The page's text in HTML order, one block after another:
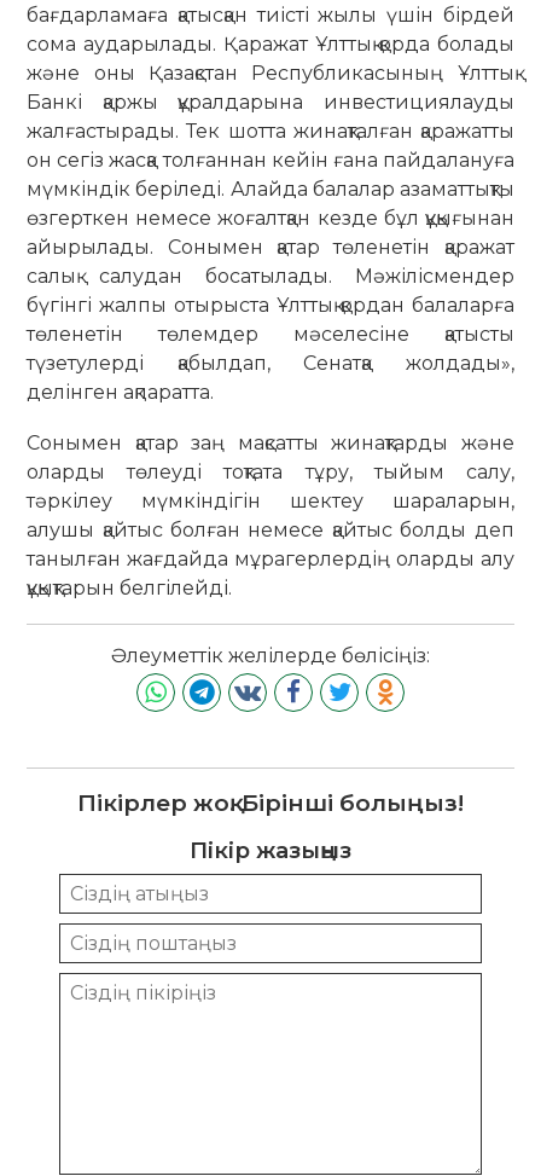
бағдарламаға қатысқан тиісті жылы үшін бірдей
сома аударылады. Қаражат Ұлттық қорда болады
және оны Қазақстан Республикасының Ұлттық
Банкі қаржы құралдарына инвестициялауды
жалғастырады. Тек шотта жинақталған қаражатты
он сегіз жасқа толғаннан кейін ғана пайдалануға
мүмкіндік беріледі. Алайда балалар азаматтықты
өзгерткен немесе жоғалтқан кезде бұл құқығынан
айырылады. Сонымен қатар төленетін қаражат
салық салудан босатылады. Мәжілісмендер
бүгінгі жалпы отырыста Ұлттық қордан балаларға
төленетін төлемдер мәселесіне қатысты
түзетулерді қабылдап, Сенатқа жолдады»,
делінген ақпаратта.
Сонымен қатар заң мақсатты жинақтарды және
оларды төлеуді тоқтата тұру, тыйым салу,
тәркілеу мүмкіндігін шектеу шараларын,
алушы қайтыс болған немесе қайтыс болды деп
танылған жағдайда мұрагерлердің оларды алу
құқықтарын белгілейді.
Әлеуметтік желілерде бөлісіңіз:
Пікірлер жоқ. Бірінші болыңыз!
Пікір жазыңыз